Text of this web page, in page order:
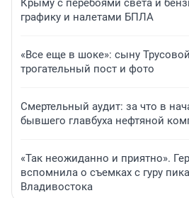
Крыму с перебоями света и
графику и налетами БПЛА
«Все еще в шоке»: сыну
трогательный пост и фото
Смертельный аудит: за что в
бывшего главбуха нефтяной
«Так неожиданно и приятно».
вспомнила о съемках с гуру
Владивостока